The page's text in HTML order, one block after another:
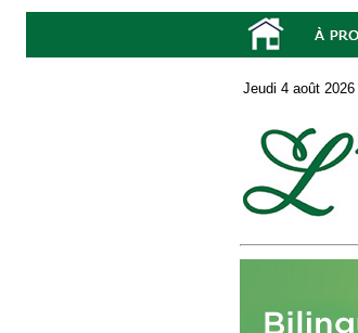
Jeudi 4 août 2026